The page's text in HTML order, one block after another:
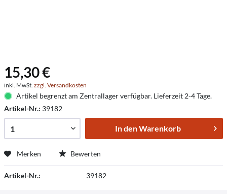
15,30 €
inkl. MwSt. zzgl. Versandkosten
Artikel begrenzt am Zentrallager verfügbar. Lieferzeit 2-4 Tage.
Artikel-Nr.: 39182
In denWarenkorb
Merken Bewerten
Artikel-Nr.: 39182